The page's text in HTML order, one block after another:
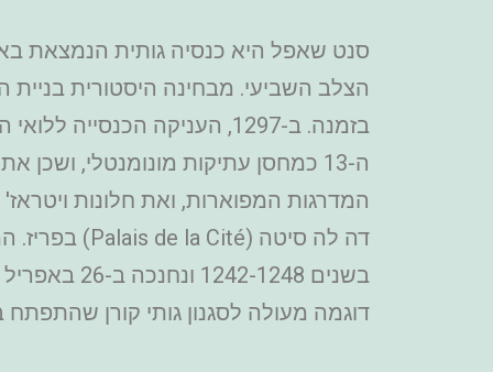
סנט שאפל היא כנסיה גותית הנמצאת
הצלב השביעי. מבחינה היסטורית
ה-13 כמחסן עתיקות מונומנטלי,
המדרגות המפוארות, ואת חלונות
דוגמה מעולה לסגנון גותי קורן שהתפתח